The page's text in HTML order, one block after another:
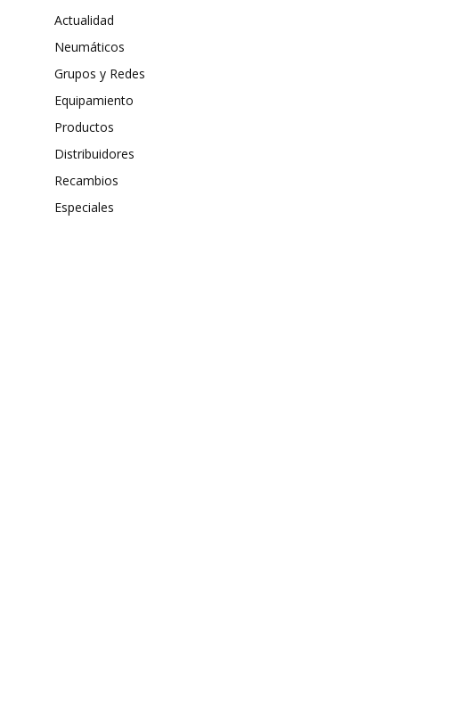
Actualidad
Neumáticos
Grupos y Redes
Equipamiento
Productos
Distribuidores
Recambios
Especiales